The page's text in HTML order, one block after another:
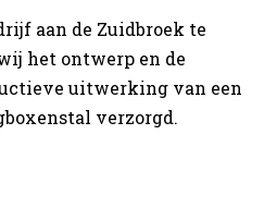
aan de Zuidbroek te
het ontwerp en de
uitwerking van een
verzorgd.